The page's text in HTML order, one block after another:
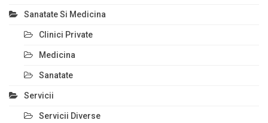
Sanatate Si Medicina
Clinici Private
Medicina
Sanatate
Servicii
Servicii Diverse